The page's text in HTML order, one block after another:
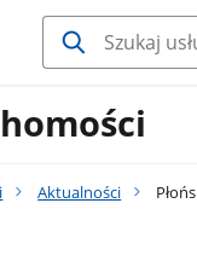
Aktualności